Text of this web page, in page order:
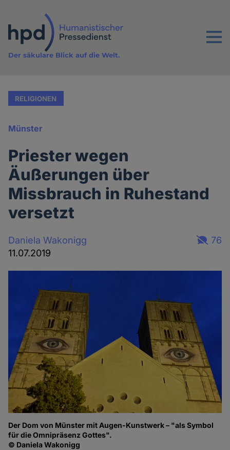
Inhalt
Menu
Der säkulare Blick auf die Welt.
RELIGIONEN
Münster
Priester wegen
Äußerungen über
Missbrauch in Ruhestand
versetzt
Daniela Wakonigg
11.07.2019
76
Der Dom von Münster mit Augen-Kunstwerk – "als Symbol
für die Omnipräsenz Gottes".
© Daniela Wakonigg